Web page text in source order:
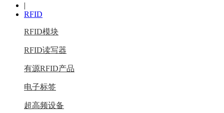
|
RFID
RFID模块
RFID读写器
有源RFID产品
电子标签
超高频设备